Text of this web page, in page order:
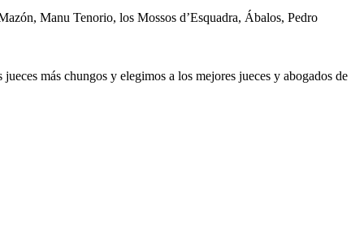
Manu Tenorio, los Mossos d’Esquadra, Ábalos, Pedro
más chungos y elegimos a los mejores jueces y abogados de